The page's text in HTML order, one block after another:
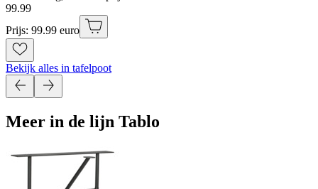
99.99
Prijs: 99.99 euro
Bekijk alles in tafelpoot
Meer in de lijn Tablo